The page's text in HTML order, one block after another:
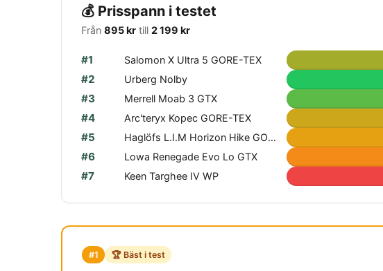
💰 Prisspann i testet
Från 895 kr till 2 199 kr
#1 Salomon X Ultra 5 GORE-TEX
#2 Urberg Nolby
#3 Merrell Moab 3 GTX
#4 Arc'teryx Kopec GORE-TEX
#5 Haglöfs L.I.M Horizon Hike GORE-TEX Low
#6 Lowa Renegade Evo Lo GTX
#7 Keen Targhee IV WP
#1 🏆 Bäst i test